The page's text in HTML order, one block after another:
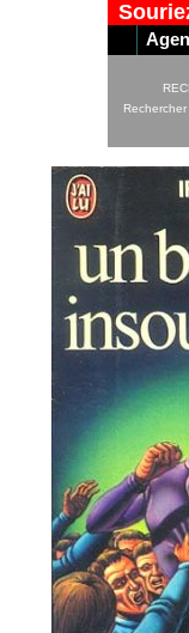
Rechercher